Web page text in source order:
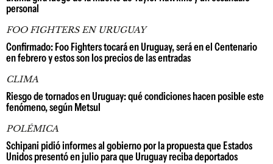
personal
FOO FIGHTERS EN URUGUAY
Confirmado: Foo Fighters tocará en Uruguay, será en el Centenario
en febrero y estos son los precios de las entradas
CLIMA
Riesgo de tornados en Uruguay: qué condiciones hacen posible este
fenómeno, según Metsul
POLÉMICA
Schipani pidió informes al gobierno por la propuesta que Estados
Unidos presentó en julio para que Uruguay reciba deportados